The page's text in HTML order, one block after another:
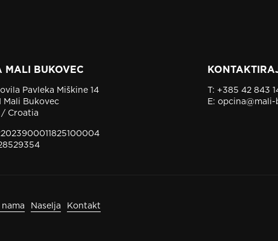
MALI BUKOVEC
Pavleka Miškine 14
Mali Bukovec
Croatia
T: +385 42 843
E:
nama Naselja Kontakt